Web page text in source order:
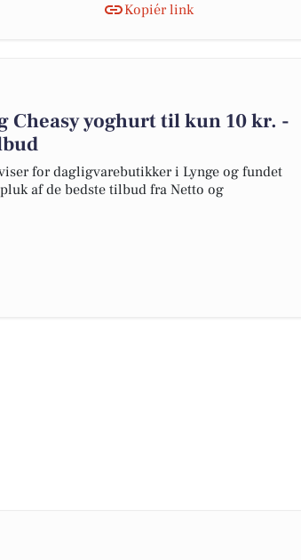
Kopiér link
Cheasy yoghurt til kun 10 kr. -
for dagligvarebutikker i Lynge og fundet
af de bedste tilbud fra Netto og